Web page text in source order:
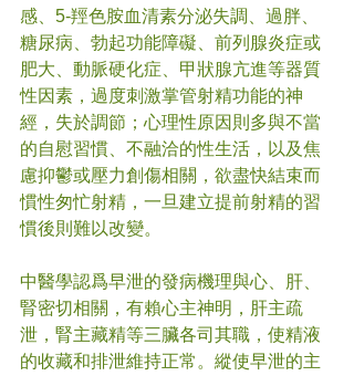
感、 5-羥色胺血清素分泌失調、過胖、
糖尿病、勃起功能障礙、前列腺炎症或
肥大、動脈硬化症、甲狀腺亢進等器質
性因素，過度刺激掌管射精功能的神
經，失於調節；心理性原因則多與不當
的自慰習慣、不融洽的性生活，以及焦
慮抑鬱或壓力創傷相關，欲盡快結束而
慣性匆忙射精，一旦建立提前射精的習
慣後則難以改變。
中醫學認爲早泄的發病機理與心、肝、
腎密切相關，有賴心主神明，肝主疏
泄，腎主藏精等三臟各司其職，使精液
的收藏和排泄維持正常。縱使早泄的主